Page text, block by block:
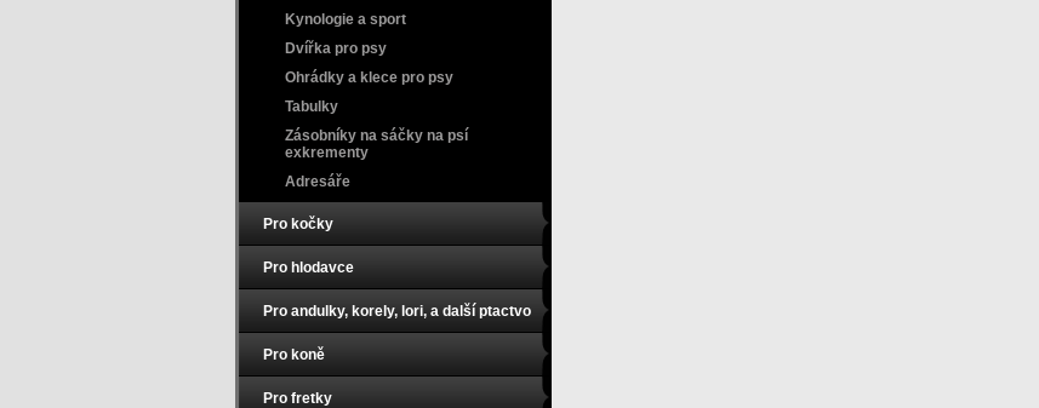
Kynologie a sport
Dvířka pro psy
Ohrádky a klece pro psy
Tabulky
Zásobníky na sáčky na psí
exkrementy
Adresáře
Pro kočky
Pro hlodavce
Pro andulky, korely, lori, a další ptactvo
Pro koně
Pro fretky